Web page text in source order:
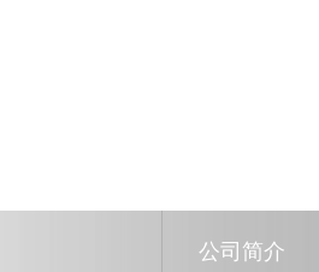
公司简介